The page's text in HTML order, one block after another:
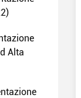
Alta